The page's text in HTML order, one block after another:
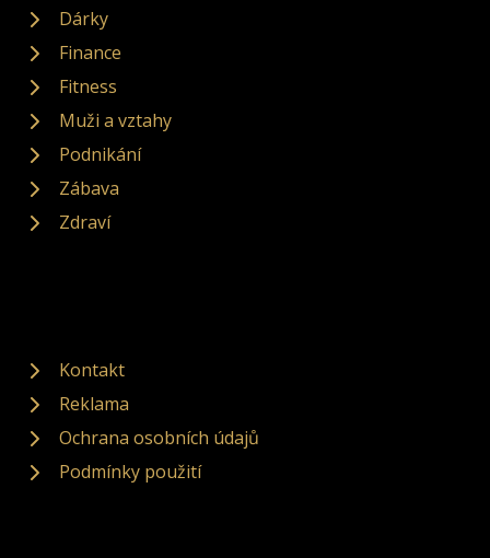
Dárky
Finance
Fitness
Muži a vztahy
Podnikání
Zábava
Zdraví
Kontakt
Reklama
Ochrana osobních údajů
Podmínky použití